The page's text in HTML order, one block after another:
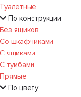
Туалетные
По конструкции
Без ящиков
Со шкафчиками
С ящиками
С тумбами
Прямые
По цвету